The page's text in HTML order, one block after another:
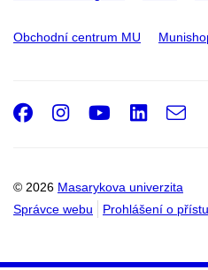
Obchodní centrum MU
© 2026 Masarykova univerzita
Správce webu
Prohlášení o
Facebook
Instagram
Youtube
e-